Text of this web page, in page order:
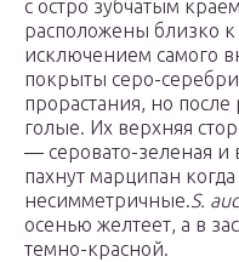
с остро зубчатым
расположены близко
исключением самого
покрыты серо-
прорастания, но
голые. Их верхняя
— серовато-зеленая и
пахнут марципан
несимметричные.S.
осенью желтеет, а в
темно-красной.